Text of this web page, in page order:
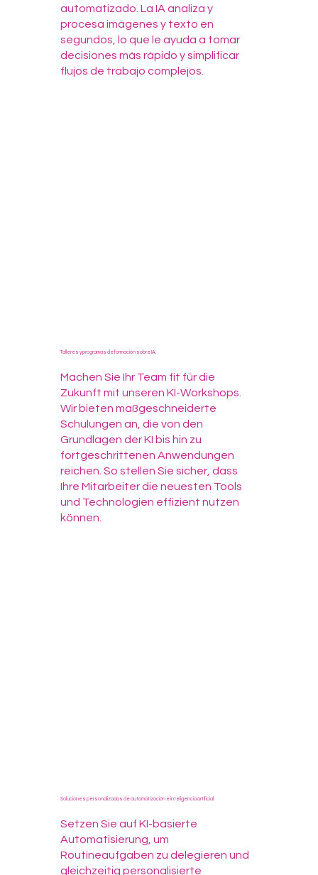
automatizado. La IA analiza y
procesa imágenes y texto en
segundos, lo que le ayuda a tomar
decisiones más rápido y simplificar
flujos de trabajo complejos.
Talleres y programas de formación sobre IA.
Machen Sie Ihr Team fit für die
Zukunft mit unseren KI-Workshops.
Wir bieten maßgeschneiderte
Schulungen an, die von den
Grundlagen der KI bis hin zu
fortgeschrittenen Anwendungen
reichen. So stellen Sie sicher, dass
Ihre Mitarbeiter die neuesten Tools
und Technologien effizient nutzen
können.
Soluciones personalizadas de automatización e inteligencia artificial
Setzen Sie auf KI-basierte
Automatisierung, um
Routineaufgaben zu delegieren und
gleichzeitig personalisierte